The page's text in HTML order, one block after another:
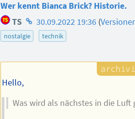
Wer kennt Bianca Brick? Historie.
TS Homepage
des
30.09.2022 19:36 (
nostalgie technik
Hello,
Was wird als nächstes in die Luft